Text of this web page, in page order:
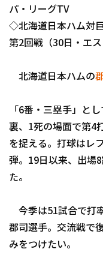
ファーム東地区
ファーム中地区
交流戦
選手名鑑トップ
北海道日本
千葉ロッテ
オリックス
ニュース
設定
パ・リーグTV
◇北海道日本ハム対
第2回戦（30日・エス
北海道日本ハムの
「6番・三塁手」と
裏、1死の場面で第4
を捉える。打球はレ
弾。19日以来、出場
た。
今季は51試合で打
郡司選手。交流戦で
みをつけたい。